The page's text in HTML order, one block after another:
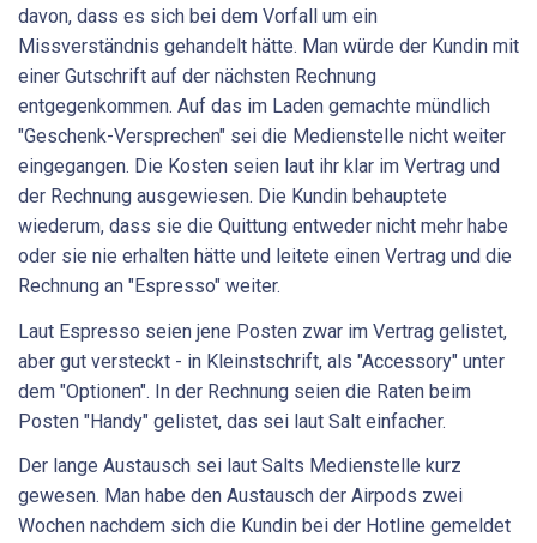
davon, dass es sich bei dem Vorfall um ein
Missverständnis gehandelt hätte. Man würde der Kundin mit
einer Gutschrift auf der nächsten Rechnung
entgegenkommen. Auf das im Laden gemachte mündlich
"Geschenk-Versprechen" sei die Medienstelle nicht weiter
eingegangen. Die Kosten seien laut ihr klar im Vertrag und
der Rechnung ausgewiesen. Die Kundin behauptete
wiederum, dass sie die Quittung entweder nicht mehr habe
oder sie nie erhalten hätte und leitete einen Vertrag und die
Rechnung an "Espresso" weiter.
Laut Espresso seien jene Posten zwar im Vertrag gelistet,
aber gut versteckt - in Kleinstschrift, als "Accessory" unter
dem "Optionen". In der Rechnung seien die Raten beim
Posten "Handy" gelistet, das sei laut Salt einfacher.
Der lange Austausch sei laut Salts Medienstelle kurz
gewesen. Man habe den Austausch der Airpods zwei
Wochen nachdem sich die Kundin bei der Hotline gemeldet